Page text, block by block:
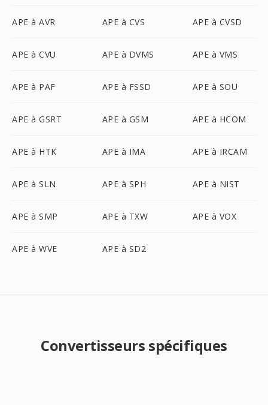
APE à AVR APE à CVS APE à CVSD
APE à CVU APE à DVMS APE à VMS
APE à PAF APE à FSSD APE à SOU
APE à GSRT APE à GSM APE à HCOM
APE à HTK APE à IMA APE à IRCAM
APE à SLN APE à SPH APE à NIST
APE à SMP APE à TXW APE à VOX
APE à WVE APE à SD2
Convertisseurs spécifiques